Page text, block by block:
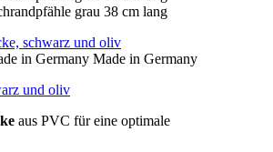
Made in Germany
und oliv
aus PVC für eine optimale